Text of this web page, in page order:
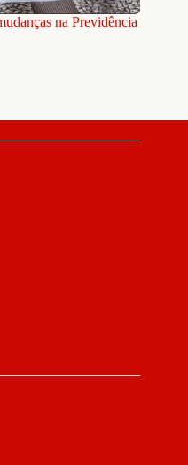
na Previdência